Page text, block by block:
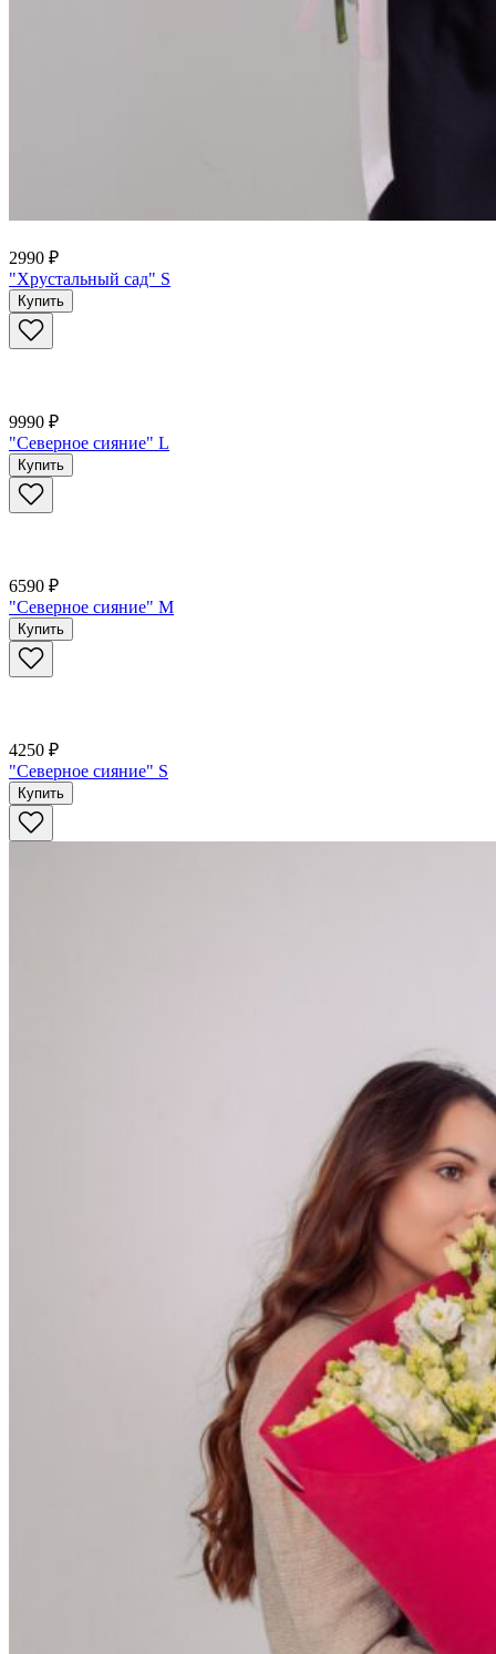
2990 ₽
"Хрустальный сад" S
Купить
9990 ₽
"Северное сияние" L
Купить
6590 ₽
"Северное сияние" M
Купить
4250 ₽
"Северное сияние" S
Купить